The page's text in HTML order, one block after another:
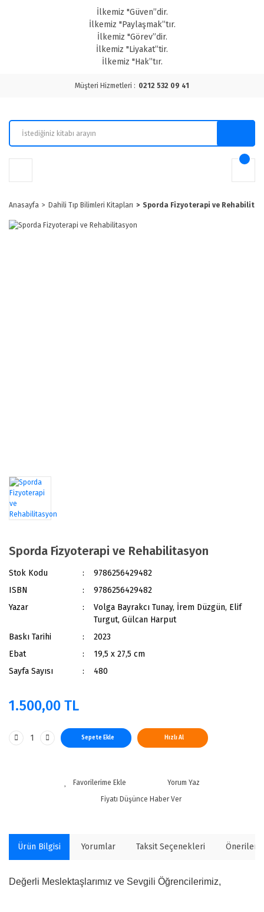
İlkemiz "Güven”dir.
İlkemiz "Paylaşmak”tır.
İlkemiz "Görev”dir.
İlkemiz "Liyakat”tir.
İlkemiz "Hak”tır.
Müşteri Hizmetleri : 0212 532 09 41
Anasayfa Dahili Tıp Bilimleri Kitapları Sporda Fizyoterapi ve
Sporda Fizyoterapi ve Rehabilitasyon
Stok Kodu
9786256429482
ISBN
9786256429482
Yazar
Volga Bayrakcı Tunay, İrem Düzgün, Elif
Turgut, Gülcan Harput
Baskı Tarihi
2023
Ebat
19,5 x 27,5 cm
Sayfa Sayısı
480
1.500,00 TL
Sepete Ekle Hızlı Al
Yorum Yaz
Fiyatı Düşünce Haber Ver
Ürün Bilgisi Yorumlar Taksit Seçenekleri
Değerli Meslektaşlarımız ve Sevgili Öğrencilerimiz,